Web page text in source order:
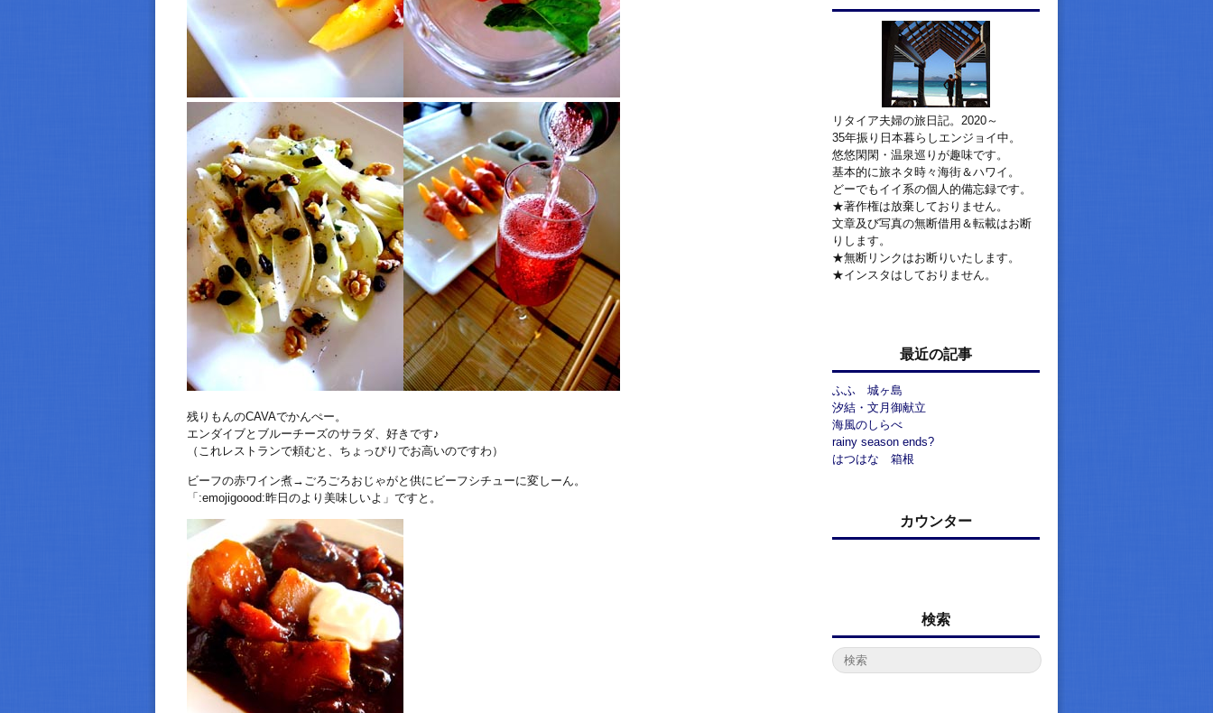
残りもんのCAVAでかんぺー。
エンダイブとブルーチーズのサラダ、好きです♪
（これレストランで頼むと、ちょっぴりでお高いのですわ）
ビーフの赤ワイン煮→ごろごろおじゃがと供にビーフシチューに変しーん。
「:emojigoood:昨日のより美味しいよ」ですと。
リタイア夫婦の旅日記。2020～
35年振り日本暮らしエンジョイ中。
悠悠閑閑・温泉巡りが趣味です。
基本的に旅ネタ時々海街＆ハワイ。
どーでもイイ系の個人的備忘録です。
★著作権は放棄しておりません。
文章及び写真の無断借用＆転載はお断
りします。
★無断リンクはお断りいたします。
★インスタはしておりません。
最近の記事
ふふ 城ヶ島
汐結・文月御献立
海風のしらべ
rainy season ends?
はつはな 箱根
カウンター
検索